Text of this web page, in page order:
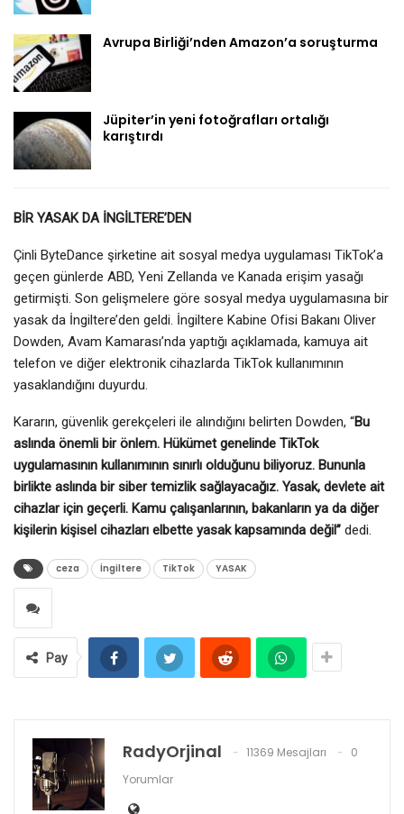
Avrupa Birliği’nden Amazon’a soruşturma
Jüpiter’in yeni fotoğrafları ortalığı
karıştırdı
BİR YASAK DA İNGİLTERE’DEN
Çinli ByteDance şirketine ait sosyal medya uygulaması TikTok’a
geçen günlerde ABD, Yeni Zellanda ve Kanada erişim yasağı
getirmişti. Son gelişmelere göre sosyal medya uygulamasına bir
yasak da İngiltere’den geldi. İngiltere Kabine Ofisi Bakanı Oliver
Dowden, Avam Kamarası’nda yaptığı açıklamada, kamuya ait
telefon ve diğer elektronik cihazlarda TikTok kullanımının
yasaklandığını duyurdu.
Kararın, güvenlik gerekçeleri ile alındığını belirten Dowden, “Bu
aslında önemli bir önlem. Hükümet genelinde TikTok
uygulamasının kullanımının sınırlı olduğunu biliyoruz. Bununla
birlikte aslında bir siber temizlik sağlayacağız. Yasak, devlete ait
cihazlar için geçerli. Kamu çalışanlarının, bakanların ya da diğer
kişilerin kişisel cihazları elbette yasak kapsamında değil” dedi.
ceza İngiltere TikTok YASAK
Pay
RadyOrjinal 11369 Mesajları
0
Yorumlar